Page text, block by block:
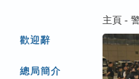
歡迎辭
總局簡介
主頁 -